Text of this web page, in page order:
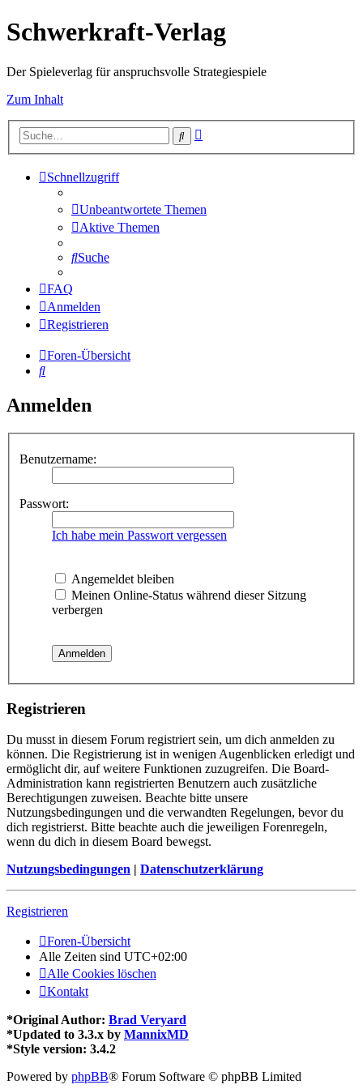
Schwerkraft-Verlag
Der Spieleverlag für anspruchsvolle Strategiespiele
Zum Inhalt
Suche
Schnellzugriff
Unbeantwortete Themen
Aktive Themen
Suche
FAQ
Anmelden
Registrieren
Foren-Übersicht
Suche
Anmelden
Benutzername:
Passwort:
Ich habe mein Passwort vergessen
Angemeldet bleiben
Meinen Online-Status während dieser Sitzung
verbergen
Registrieren
Du musst in diesem Forum registriert sein, um dich anmelden zu
können. Die Registrierung ist in wenigen Augenblicken erledigt und
ermöglicht dir, auf weitere Funktionen zuzugreifen. Die Board-
Administration kann registrierten Benutzern auch zusätzliche
Berechtigungen zuweisen. Beachte bitte unsere
Nutzungsbedingungen und die verwandten Regelungen, bevor du
dich registrierst. Bitte beachte auch die jeweiligen Forenregeln,
wenn du dich in diesem Board bewegst.
Nutzungsbedingungen | Datenschutzerklärung
Registrieren
Foren-Übersicht
Alle Zeiten sind UTC+02:00
Alle Cookies löschen
Kontakt
*Original Author: Brad Veryard
*Updated to 3.3.x by MannixMD
*Style version: 3.4.2
Powered by phpBB® Forum Software © phpBB Limited